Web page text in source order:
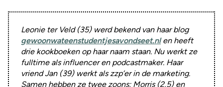
Leonie ter Veld (35) werd bekend van haar blog
gewoonwateenstudentjesavondseet.nlen heeft
drie kookboeken op haar naam staan. Nu werkt ze
fulltime als influencer en podcastmaker. Haar
vriend Jan (39) werkt als zzp’er in de marketing.
Samen hebben ze twee zoons: Morris (2,5) en